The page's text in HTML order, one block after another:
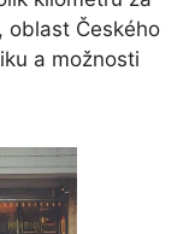
oblast Českého
a možnosti